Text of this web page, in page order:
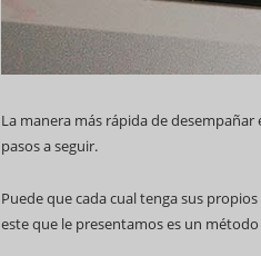
La manera más rápida de
pasos a seguir.
Puede que cada cual tenga sus
este que le presentamos es un